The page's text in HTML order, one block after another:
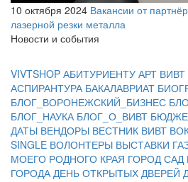
10 октября 2024 Вакансии от
лазерной резки металла
Новости и события
VIVTSHOP АБИТУРИЕНТУ АРТ ВИВТ
АСПИРАНТУРА БАКАЛАВРИАТ
БЛОГ_ВОРОНЕЖСКИЙ_БИЗНЕС
БЛОГ_НАУКА БЛОГ_О_ВИВТ
ДАТЫ ВЕНДОРЫ ВЕСТНИК ВИВТ
SINGLE ВОЛОНТЕРЫ ВЫСТАВКИ
МОЕГО РОДНОГО КРАЯ ГОРОД САД
ГОРОДА ДЕНЬ ОТКРЫТЫХ ДВЕРЕЙ